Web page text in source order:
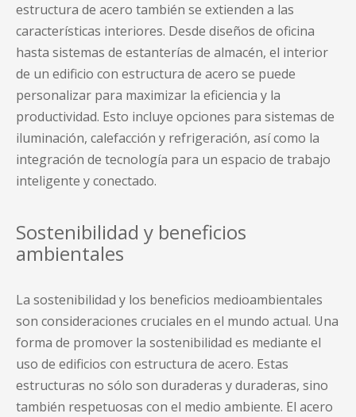
estructura de acero también se extienden a las
características interiores. Desde diseños de oficina
hasta sistemas de estanterías de almacén, el interior
de un edificio con estructura de acero se puede
personalizar para maximizar la eficiencia y la
productividad. Esto incluye opciones para sistemas de
iluminación, calefacción y refrigeración, así como la
integración de tecnología para un espacio de trabajo
inteligente y conectado.
Sostenibilidad y beneficios
ambientales
La sostenibilidad y los beneficios medioambientales
son consideraciones cruciales en el mundo actual. Una
forma de promover la sostenibilidad es mediante el
uso de edificios con estructura de acero. Estas
estructuras no sólo son duraderas y duraderas, sino
también respetuosas con el medio ambiente. El acero